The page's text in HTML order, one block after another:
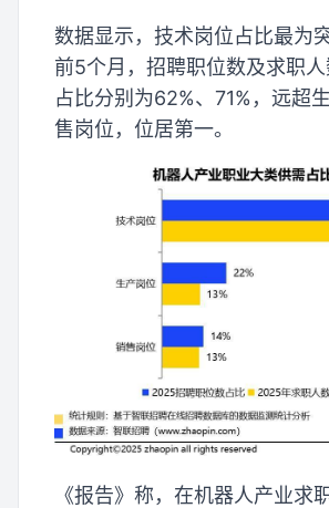
数据显示，技术岗位占比最为
前5个月，招聘职位数及求职
占比分别为62%、71%，远超
售岗位，位居第一。
《报告》称，在机器人产业求